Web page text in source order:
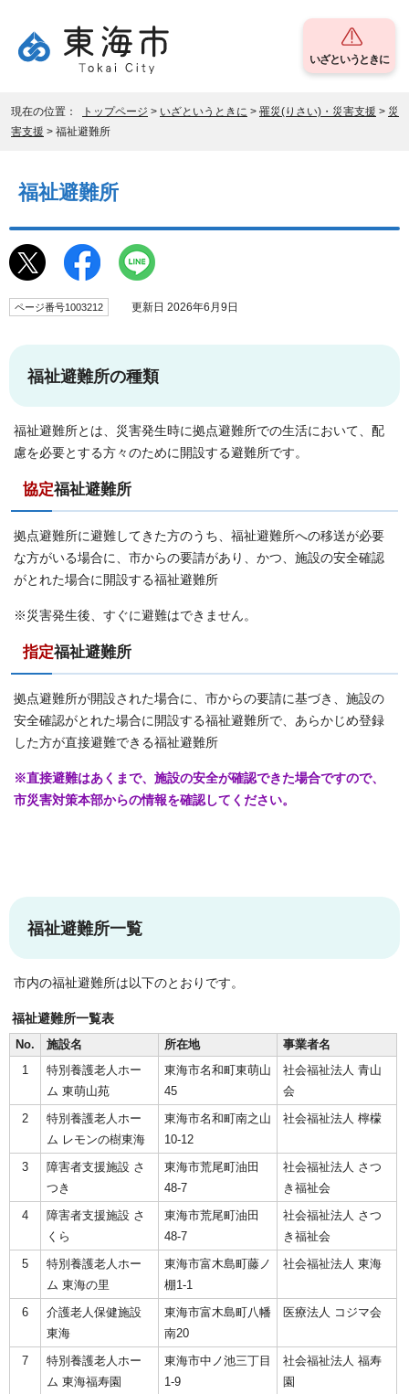
いざというときに
現在の位置： トップページ > いざというときに > 罹災(りさい)・災害支援 > 災
害支援 > 福祉避難所
福祉避難所
ページ番号1003212 更新日 2026年6月9日
福祉避難所の種類
福祉避難所とは、災害発生時に拠点避難所での生活において、配
慮を必要とする方々のために開設する避難所です。
協定福祉避難所
拠点避難所に避難してきた方のうち、福祉避難所への移送が必要
な方がいる場合に、市からの要請があり、かつ、施設の安全確認
がとれた場合に開設する福祉避難所
※災害発生後、すぐに避難はできません。
指定福祉避難所
拠点避難所が開設された場合に、市からの要請に基づき、施設の
安全確認がとれた場合に開設する福祉避難所で、あらかじめ登録
した方が直接避難できる福祉避難所
※直接避難はあくまで、施設の安全が確認できた場合ですので、
市災害対策本部からの情報を確認してください。
福祉避難所一覧
市内の福祉避難所は以下のとおりです。
福祉避難所一覧表
No.
施設名 所在地
事業者名
1
特別養護老人ホー
ム 東萌山苑
東海市名和町東萌山
45
社会福祉法人 青山
会
2
特別養護老人ホー
ム レモンの樹東海
東海市名和町南之山
10-12
社会福祉法人 檸檬
3
障害者支援施設 さ
つき
東海市荒尾町油田
48-7
社会福祉法人 さつ
き福祉会
4
障害者支援施設 さ
くら
東海市荒尾町油田
48-7
社会福祉法人 さつ
き福祉会
5
特別養護老人ホー
ム 東海の里
東海市富木島町藤ノ
棚1-1
社会福祉法人 東海
6
介護老人保健施設
東海
東海市富木島町八幡
南20
医療法人 コジマ会
7
特別養護老人ホー
ム 東海福寿園
東海市中ノ池三丁目
1-9
社会福祉法人 福寿
園